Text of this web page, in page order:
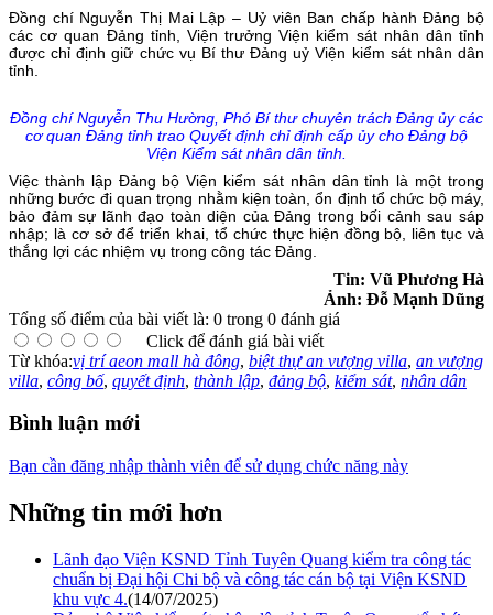
Đồng chí Nguyễn Thị Mai Lập – Uỷ viên Ban chấp hành Đảng bộ
các cơ quan Đảng tỉnh, Viện trưởng Viện kiểm sát nhân dân tỉnh
được chỉ định giữ chức vụ Bí thư Đảng uỷ Viện kiểm sát nhân dân
tỉnh.
Đồng chí Nguyễn Thu Hường, Phó Bí thư chuyên trách Đảng ủy các
cơ quan Đảng tỉnh trao Quyết định chỉ định cấp ủy cho Đảng bộ
Viện Kiểm sát nhân dân tỉnh
Việc thành lập Đảng bộ Viện kiểm sát nhân dân tỉnh là một trong
những bước đi quan trọng nhằm kiện toàn, ổn định tổ chức bộ máy,
bảo đảm sự lãnh đạo toàn diện của Đảng trong bối cảnh sau sáp
nhập; là cơ sở để triển khai, tổ chức thực hiện đồng bộ, liên tục và
thắng lợi các nhiệm vụ trong công tác Đảng.
Tin: Vũ Phương Hà
Ảnh: Đỗ Mạnh Dũng
Tổng số điểm của bài viết là: 0 trong 0 đánh giá
Click để đánh giá bài viết
Từ khóa:vị trí aeon mall hà đông, biệt thự an vượng villa, an vượng
villa, công bố, quyết định, thành lập, đảng bộ, kiểm sát, nhân dân
Bình luận mới
Bạn cần đăng nhập thành viên để sử dụng chức năng này
Những tin mới hơn
Lãnh đạo Viện KSND Tỉnh Tuyên Quang kiểm tra công tác
chuẩn bị Đại hội Chi bộ và công tác cán bộ tại Viện KSND
khu vực 4.(14/07/2025)